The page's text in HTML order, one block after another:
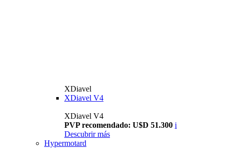
XDiavel
XDiavel V4
XDiavel V4
PVP recomendado: U$D 51.300 i
Descubrir más
Hypermotard